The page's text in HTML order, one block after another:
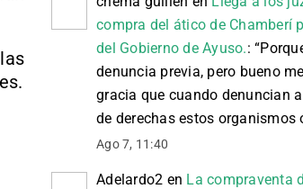
compra del ático de Chamberí
del Gobierno de Ayuso.: “
denuncia previa, pero bueno
gracia que cuando denuncian
de derechas estos organismos
Ago 7, 11:40
Adelardo2 en La compraventa